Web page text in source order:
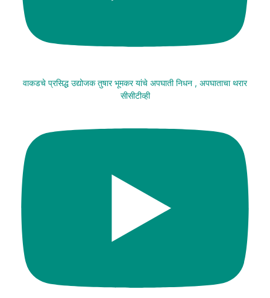
वाकडचे प्रसिद्ध उद्योजक तुषार भूमकर यांचे अपघाती निधन , अपघाताचा थरार
सीसीटीव्ही